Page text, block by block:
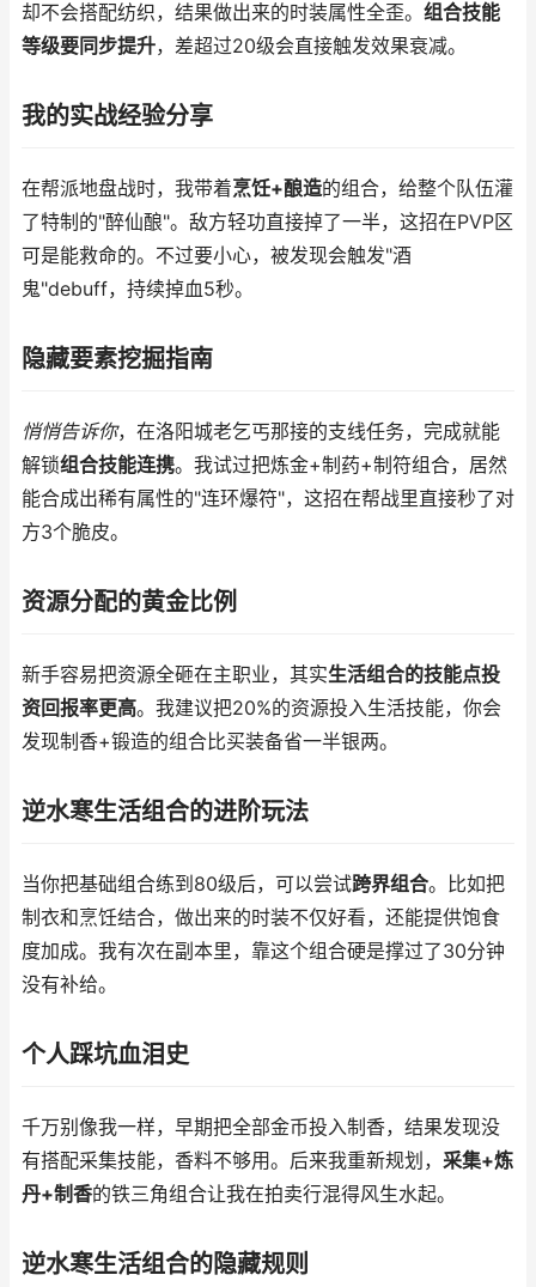
却不会搭配纺织，结果做出来的时装属性全歪。 组合技能
等级要同步提升，差超过20级会直接触发效果衰减。
我的实战经验分享
在帮派地盘战时，我带着烹饪+酿造的组合，给整个队伍灌
了特制的"醉仙酿"。敌方轻功直接掉了一半，这招在PVP区
可是能救命的。不过要小心，被发现会触发"酒
鬼"debuff，持续掉血5秒。
隐藏要素挖掘指南
悄悄告诉你，在洛阳城老乞丐那接的支线任务，完成就能
解锁组合技能连携。我试过把炼金+制药+制符组合，居然
能合成出稀有属性的"连环爆符"，这招在帮战里直接秒了对
方3个脆皮。
资源分配的黄金比例
新手容易把资源全砸在主职业，其实生活组合的技能点投
资回报率更高。我建议把20%的资源投入生活技能，你会
发现制香+锻造的组合比买装备省一半银两。
逆水寒生活组合的进阶玩法
当你把基础组合练到80级后，可以尝试跨界组合。比如把
制衣和烹饪结合，做出来的时装不仅好看，还能提供饱食
度加成。我有次在副本里，靠这个组合硬是撑过了30分钟
没有补给。
个人踩坑血泪史
千万别像我一样，早期把全部金币投入制香，结果发现没
有搭配采集技能，香料不够用。后来我重新规划， 采集+炼
丹+制香的铁三角组合让我在拍卖行混得风生水起。
逆水寒生活组合的隐藏规则